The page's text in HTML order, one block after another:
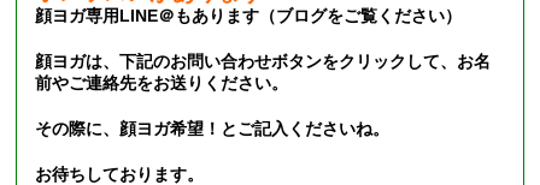
顔ヨガ専用LINE＠もあります（ブログをご覧ください）
顔ヨガは、下記のお問い合わせボタンをクリックして、お名
前やご連絡先をお送りください。
その際に、顔ヨガ希望！とご記入くださいね。
お待ちしております。